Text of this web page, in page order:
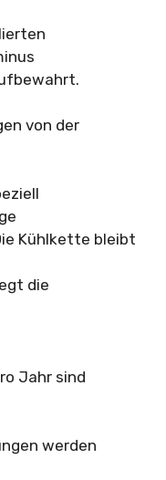
von der
Kühlkette bleibt
die
Jahr sind
werden